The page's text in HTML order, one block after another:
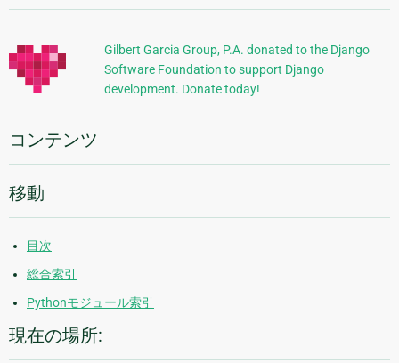
加
的
な
報
Gilbert Garcia Group, P.A. donated to the Django
Software Foundation to support Django
development. Donate today!
コンテンツ
移動
目次
総合索引
Pythonモジュール索引
現在の場所: